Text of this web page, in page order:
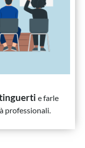
e farle
professionali.